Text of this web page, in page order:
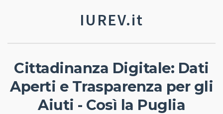
IUREV.it
Cittadinanza Digitale: Dati
Aperti e Trasparenza per gli
Aiuti - Così la Puglia